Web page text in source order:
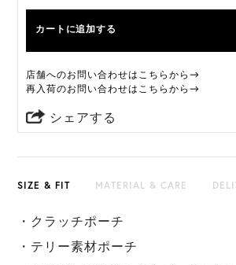
カートに追加する
店舗へのお問い合わせはこちらから→
再入荷のお問い合わせはこちらから→
シェアする
SIZE & FIT MATERIAL & CARE
・クラッチポーチ
・テリー素材ポーチ